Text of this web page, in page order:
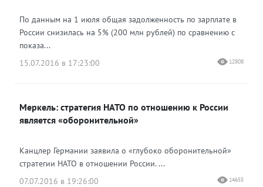
По данным на 1 июля общая задолженность по зарплате в
России снизилась на 5% (200 млн рублей) по сравнению с
показа...
15.07.2016 в 17:23:00
12808
Меркель: стратегия НАТО по отношению к России
является «оборонительной»
Канцлер Германии заявила о «глубоко оборонительной»
стратегии НАТО в отношении России. ...
07.07.2016 в 19:26:00
14655